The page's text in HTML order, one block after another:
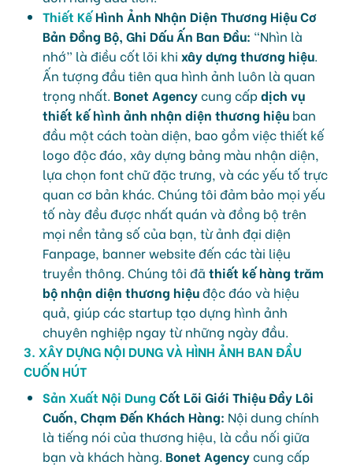
Thiết KếHình Ảnh Nhận Diện Thương Hiệu Cơ
Bản Đồng Bộ, Ghi Dấu Ấn Ban Đầu: “Nhìn là
nhớ” là điều cốt lõi khi xây dựng thương hiệu.
Ấn tượng đầu tiên qua hình ảnh luôn là quan
trọng nhất. Bonet Agencycung cấpdịch vụ
thiết kế hình ảnh nhận diện thương hiệu ban
đầu một cách toàn diện, bao gồm việc thiết kế
logo độc đáo, xây dựng bảng màu nhận diện,
lựa chọn font chữ đặc trưng, và các yếu tố trực
quan cơ bản khác. Chúng tôi đảm bảo mọi yếu
tố này đều được nhất quán và đồng bộ trên
mọi nền tảng số của bạn, từ ảnh đại diện
Fanpage, banner website đến các tài liệu
truyền thông. Chúng tôi đã thiết kế hàng trăm
bộ nhận diện thương hiệuđộc đáo và hiệu
quả, giúp các startup tạo dựng hình ảnh
chuyên nghiệp ngay từ những ngày đầu.
3. XÂY DỰNG NỘI DUNG VÀ HÌNH ẢNH BAN ĐẦU
CUỐN HÚT
Sản Xuất Nội Dung Cốt Lõi Giới Thiệu Đầy Lôi
Cuốn, Chạm Đến Khách Hàng: Nội dung chính
là tiếng nói của thương hiệu, là cầu nối giữa
bạn và khách hàng. Bonet Agencycung cấp